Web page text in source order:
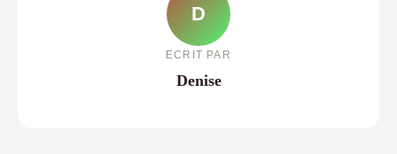
D
ECRIT PAR
Denise